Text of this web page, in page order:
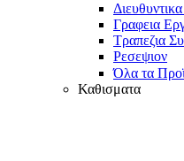
Γραφεια
Τραπεζια
Ρεσεψιον
Όλα τα
Καθισματα